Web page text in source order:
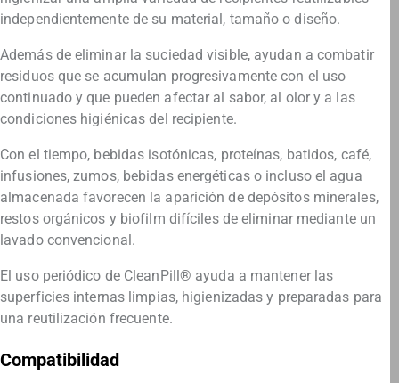
independientemente de su material, tamaño o diseño.
Además de eliminar la suciedad visible, ayudan a combatir
residuos que se acumulan progresivamente con el uso
continuado y que pueden afectar al sabor, al olor y a las
condiciones higiénicas del recipiente.
Con el tiempo, bebidas isotónicas, proteínas, batidos, café,
infusiones, zumos, bebidas energéticas o incluso el agua
almacenada favorecen la aparición de depósitos minerales,
restos orgánicos y biofilm difíciles de eliminar mediante un
lavado convencional.
El uso periódico de CleanPill® ayuda a mantener las
superficies internas limpias, higienizadas y preparadas para
una reutilización frecuente.
Compatibilidad